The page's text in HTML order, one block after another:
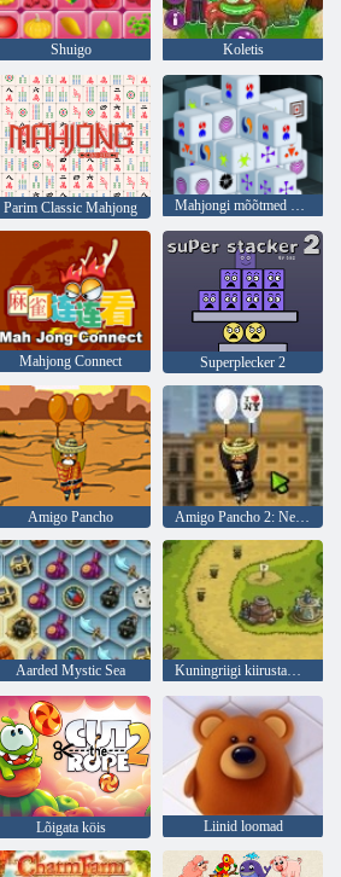
Shuigo Koletis
Parim Classic Mahjong Mahjongi mõõtmed 15 minutit
Mahjong Connect Superplecker 2
Amigo Pancho Amigo Pancho 2: New Yorgi partei
Aarded Mystic Sea Kuningriigi kiirustamine
Lõigata köis Liinid loomad